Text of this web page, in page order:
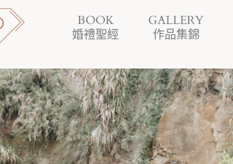
BOOK
婚禮聖經
GALLERY
作品集錦